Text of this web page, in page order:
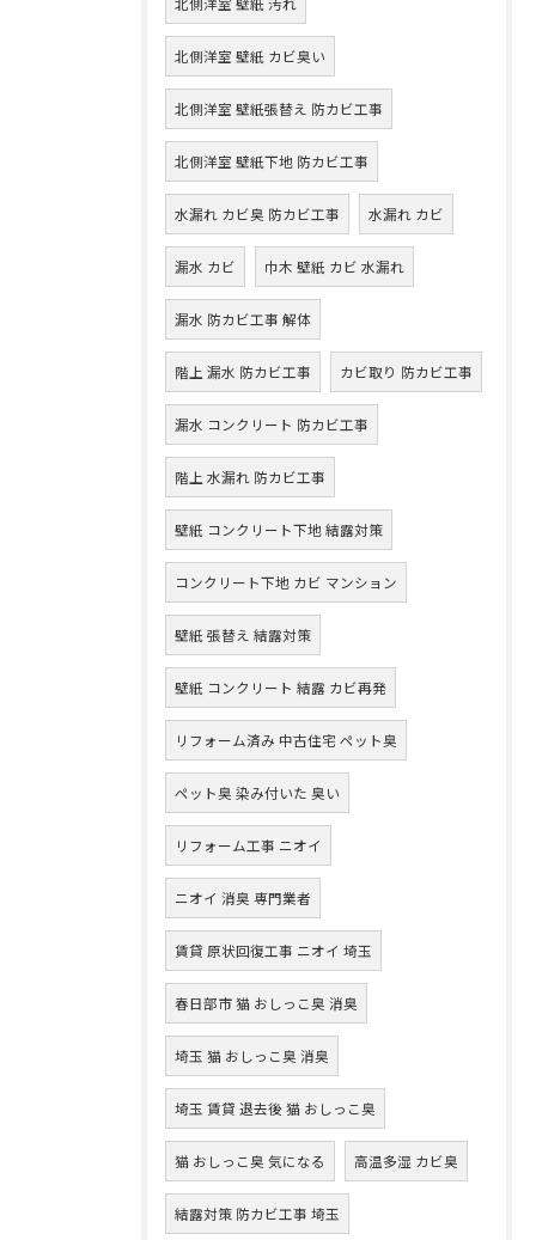
北側洋室 壁紙 カビ臭い
北側洋室 壁紙張替え 防カビ工事
北側洋室 壁紙下地 防カビ工事
水漏れ カビ臭 防カビ工事 水漏れ カビ
漏水 カビ 巾木 壁紙 カビ 水漏れ
漏水 防カビ工事 解体
階上 漏水 防カビ工事 カビ取り 防カビ工事
漏水 コンクリート 防カビ工事
階上 水漏れ 防カビ工事
壁紙 コンクリート下地 結露対策
コンクリート下地 カビ マンション
壁紙 張替え 結露対策
壁紙 コンクリート 結露 カビ再発
リフォーム済み 中古住宅 ペット臭
ペット臭 染み付いた 臭い
リフォーム工事 ニオイ
ニオイ 消臭 専門業者
賃貸 原状回復工事 ニオイ 埼玉
春日部市 猫 おしっこ臭 消臭
埼玉 猫 おしっこ臭 消臭
埼玉 賃貸 退去後 猫 おしっこ臭
猫 おしっこ臭 気になる 高温多湿 カビ臭
結露対策 防カビ工事 埼玉